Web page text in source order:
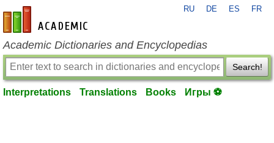
en-academic.com
RU DE ES FR
Academic Dictionaries and Encyclopedias
Search!
Interpretations Translations Books Игры ⚽